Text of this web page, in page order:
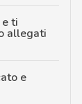
ti
allegati
e